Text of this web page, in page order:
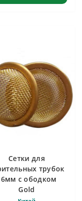
Сетки для
трубок
с ободком
Gold